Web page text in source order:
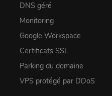
DNS géré
Monitoring
Google Workspace
Certificats SSL
Parking du domaine
VPS protégé par DDoS